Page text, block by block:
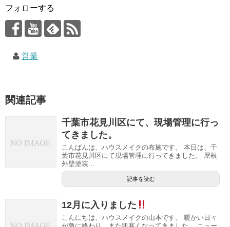
フォローする
営業
関連記事
千葉市花見川区にて、現場管理に行っ
てきました。
こんばんは、ハウスメイクの布施です。 本日は、千
葉市花見川区にて現場管理に行ってきました。 屋根
外壁塗装...
記事を読む
12月に入りました
こんにちは、ハウスメイクの山本です。 暖かい日々